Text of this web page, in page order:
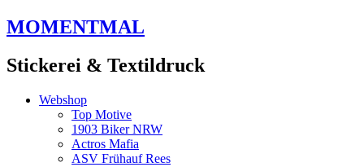
Zum
Inhalt
MOMENTMAL
Stickerei & Textildruck
Webshop
Top Motive
1903 Biker NRW
Actros Mafia
ASV Frühauf Rees